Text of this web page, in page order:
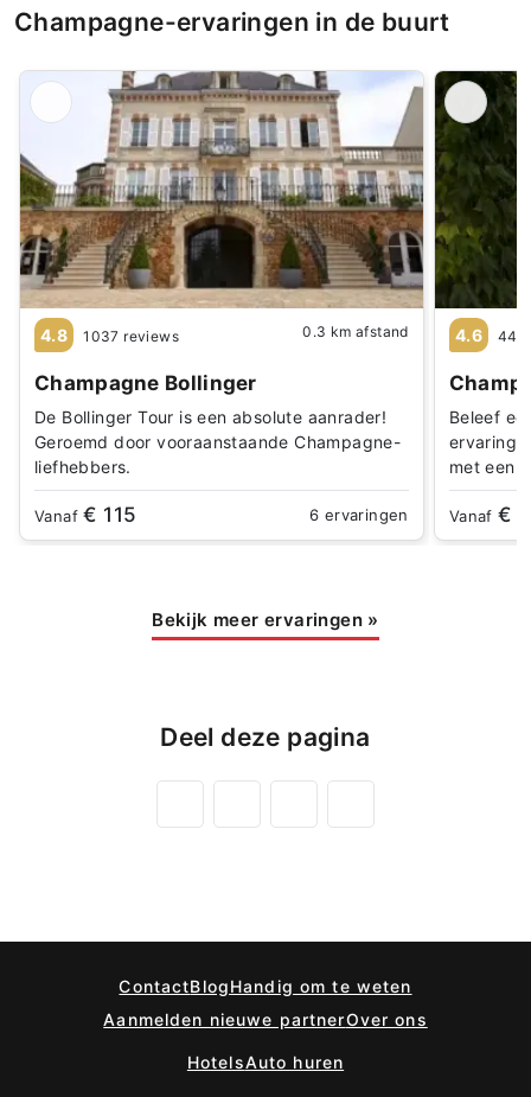
Champagne-ervaringen in de buurt
4.8 1037 reviews 0.3 km afstand
Champagne Bollinger
De Bollinger Tour is een absolute aanrader!
Geroemd door vooraanstaande Champagne-
liefhebbers.
Vanaf€ 115 6 ervaringen
4.6 44
Beleef
ervaring
met een
Vanaf€
Bekijk meer ervaringen »
Deel deze pagina
ContactBlogHandig om te weten
Aanmelden nieuwe partnerOver ons
HotelsAuto huren